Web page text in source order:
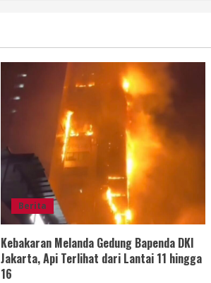
Berita
Kebakaran Melanda Gedung Bapenda DKI
Jakarta, Api Terlihat dari Lantai 11 hingga
16